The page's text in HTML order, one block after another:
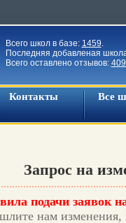
Всего школ в базе: 1459.
Последняя добавленая
Всего оставлено отзывов:
Контакты Все
Запрос на
подачи заявок
нам изменения,